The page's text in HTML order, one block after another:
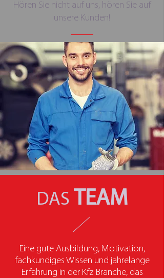
Hören Sie nicht auf uns, hören Sie auf
unsere Kunden!
DAS TEAM
Eine gute Ausbildung, Motivation,
fachkundiges Wissen und jahrelange
Erfahrung in der Kfz Branche, das